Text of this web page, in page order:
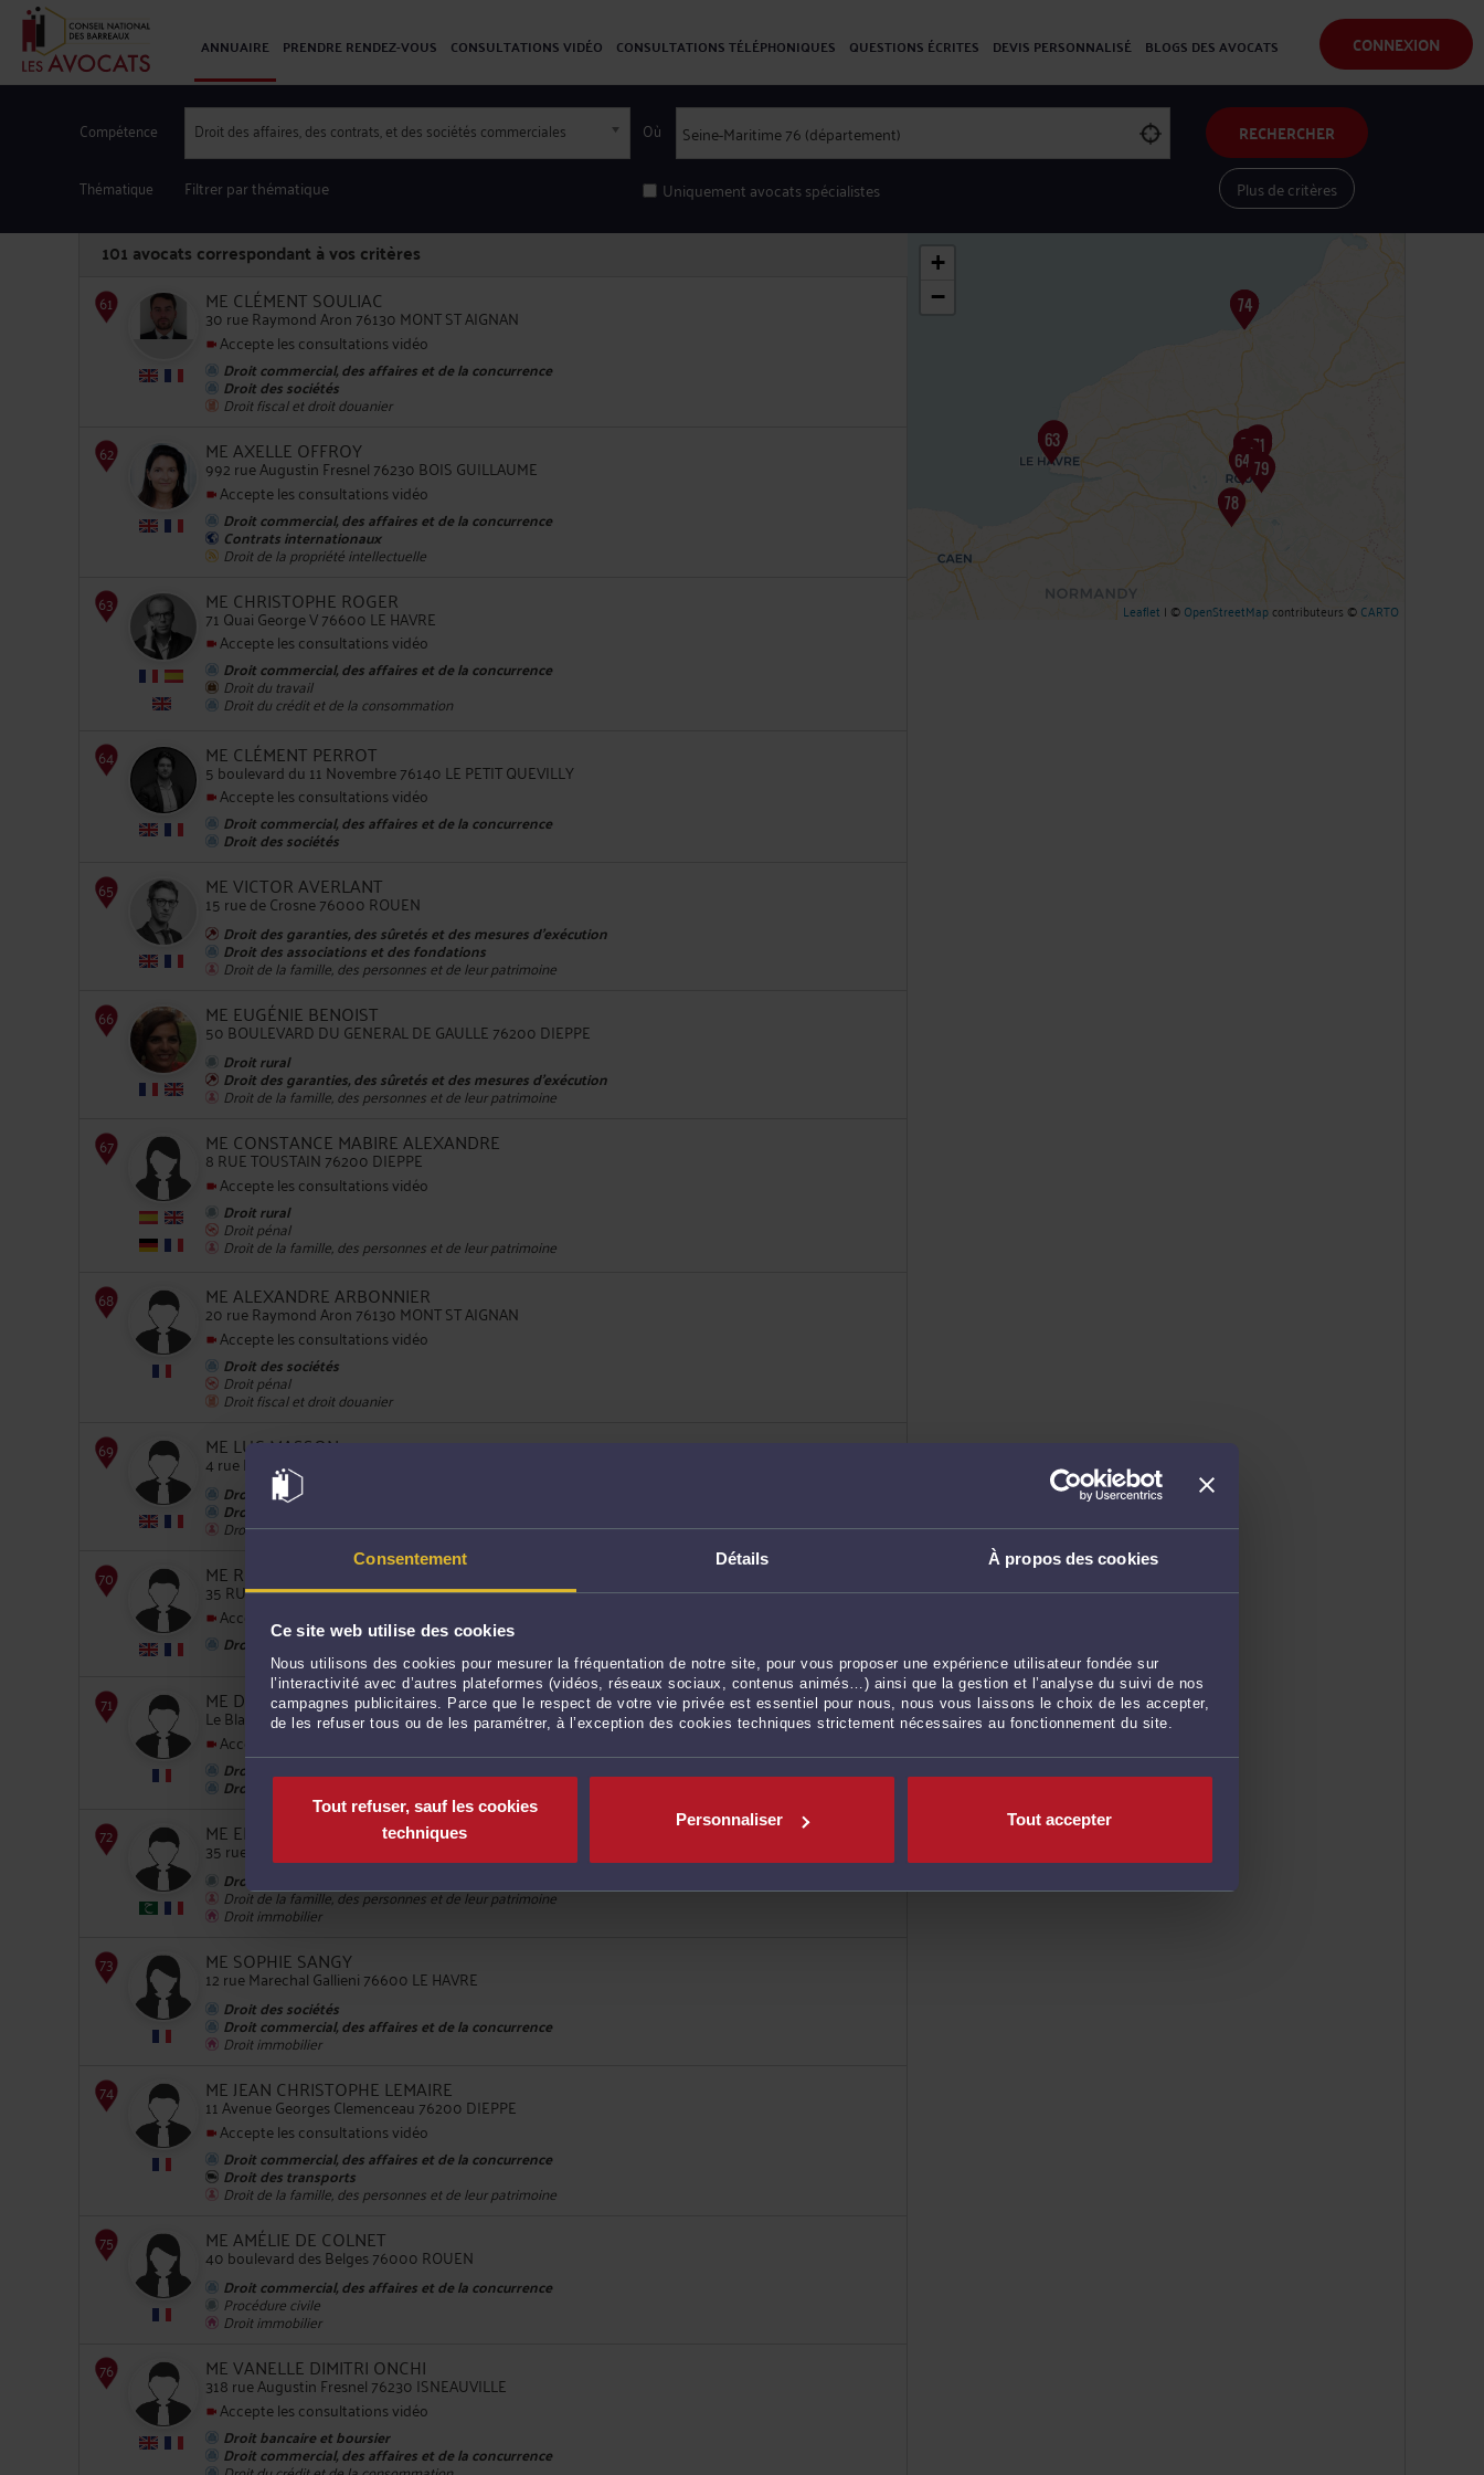
Consentement Détails À propos des cookies
Ce site web utilise des cookies
Nous utilisons des cookies pour mesurer la fréquentation de notre site, pour vous proposer une expérience utilisateur fondée sur
l’interactivité avec d’autres plateformes (vidéos, réseaux sociaux, contenus animés…) ainsi que la gestion et l’analyse du suivi de nos
campagnes publicitaires. Parce que le respect de votre vie privée est essentiel pour nous, nous vous laissons le choix de les accepter,
de les refuser tous ou de les paramétrer, à l’exception des cookies techniques strictement nécessaires au fonctionnement du site.
Tout refuser, sauf les cookies
techniques
Personnaliser Tout accepter
CONNEXION
ANNUAIRE PRENDRE RENDEZ-VOUS CONSULTATIONS VIDÉO CONSULTATIONS TÉLÉPHONIQUES QUESTIONS ÉCRITES DEVIS PERSONNALISÉ BLOGS DES AVOCATS
Compétence Droit des affaires, des contrats, et des sociétés commerciales
Thématique Filtrer par thématique
Où
Uniquement avocats spécialistes
RECHERCHER
Plus de critères
101 avocats correspondant à vos critères
61
ME CLÉMENT SOULIAC
30 rue Raymond Aron 76130 MONT ST AIGNAN
Accepte les consultations vidéo
Droit commercial, des affaires et de la concurrence
Droit des sociétés
Droit fiscal et droit douanier
ME AXELLE OFFROY
992 rue Augustin Fresnel 76230 BOIS GUILLAUME
Accepte les consultations vidéo
Droit commercial, des affaires et de la concurrence
Contrats internationaux
Droit de la propriété intellectuelle
63
ME CHRISTOPHE ROGER
71 Quai George V 76600 LE HAVRE
Accepte les consultations vidéo
Droit commercial, des affaires et de la concurrence
Droit du travail
Droit du crédit et de la consommation
64
ME CLÉMENT PERROT
5 boulevard du 11 Novembre 76140 LE PETIT QUEVILLY
Accepte les consultations vidéo
Droit commercial, des affaires et de la concurrence
Droit des sociétés
ME VICTOR AVERLANT
15 rue de Crosne 76000 ROUEN
Droit des garanties, des sûretés et des mesures d'exécution
Droit des associations et des fondations
Droit de la famille, des personnes et de leur patrimoine
ME EUGÉNIE BENOIST
50 BOULEVARD DU GENERAL DE GAULLE 76200 DIEPPE
Droit rural
Droit des garanties, des sûretés et des mesures d'exécution
Droit de la famille, des personnes et de leur patrimoine
ME CONSTANCE MABIRE ALEXANDRE
8 RUE TOUSTAIN 76200 DIEPPE
Accepte les consultations vidéo
Droit rural
Droit pénal
Droit de la famille, des personnes et de leur patrimoine
68
ME ALEXANDRE ARBONNIER
20 rue Raymond Aron 76130 MONT ST AIGNAN
Accepte les consultations vidéo
Droit des sociétés
Droit pénal
Droit fiscal et droit douanier
ME LUC MASSON
4 rue Eugène Boudin 76000 ROUEN
Droit des sociétés
Droit commercial, des affaires et de la concurrence
Droit de la famille, des personnes et de leur patrimoine
ME RENAUD COURBON
35 RUE DU 129EME RI 76600 LE HAVRE
Accepte les consultations vidéo
Droit des sociétés
71
ME DAVID GOLDENBERG
Le Blanc Logis 76420 BIHOREL
Accepte les consultations vidéo
Droit commercial, des affaires et de la concurrence
Droit des sociétés
72
ME ELYSSA KRAIEM
35 rue Jean Lecanuet 76000 ROUEN
Droit rural
Droit de la famille, des personnes et de leur patrimoine
Droit immobilier
73
ME SOPHIE SANGY
12 rue Marechal Gallieni 76600 LE HAVRE
Droit des sociétés
Droit commercial, des affaires et de la concurrence
Droit immobilier
ME JEAN CHRISTOPHE LEMAIRE
11 Avenue Georges Clemenceau 76200 DIEPPE
Accepte les consultations vidéo
Droit commercial, des affaires et de la concurrence
Droit des transports
Droit de la famille, des personnes et de leur patrimoine
ME AMÉLIE DE COLNET
40 boulevard des Belges 76000 ROUEN
Droit commercial, des affaires et de la concurrence
Procédure civile
Droit immobilier
ME VANELLE DIMITRI ONCHI
318 rue Augustin Fresnel 76230 ISNEAUVILLE
Accepte les consultations vidéo
Droit bancaire et boursier
Droit commercial, des affaires et de la concurrence
+
−
Leaflet | ©OpenStreetMapcontributeurs ©CARTO